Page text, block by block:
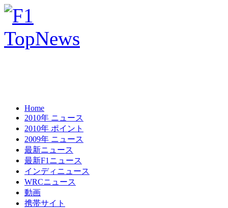
Home
2010年 ニュース
2010年 ポイント
2009年 ニュース
最新ニュース
最新F1ニュース
インディニュース
WRCニュース
動画
携帯サイト